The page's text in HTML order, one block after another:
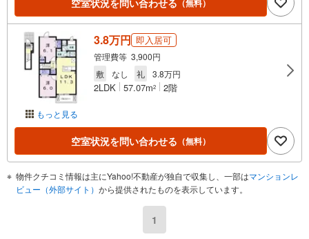
空室状況を問い合わせる
もっと見る
3.8万円 即入居可
管理費等 3,900円
敷
なし 礼 3.8万円
2LDK 57.07m2 2階
空室状況を問い合わせる （無料）
物件クチコミ情報は主にYahoo!不動産が独自で収集し、一部はマンションレ
ビュー（外部サイト） から提供されたものを表示しています。
1